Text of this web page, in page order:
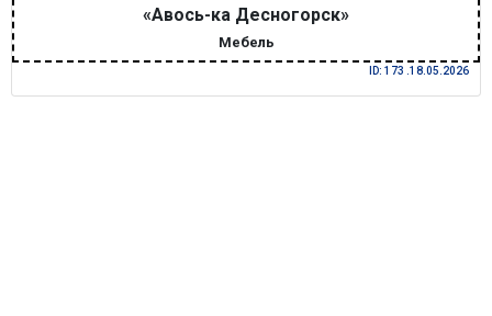
«Авось-ка Десногорск»
Мебель
ID: 173 .18.05.2026